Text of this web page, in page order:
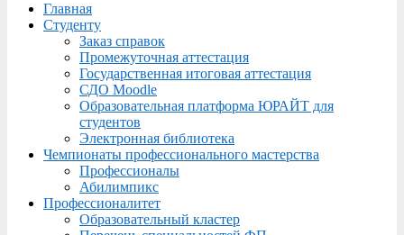
Menu
Главная
Студенту
Заказ справок
Промежуточная аттестация
Государственная итоговая аттестация
СДО Moodle
Образовательная платформа ЮРАЙТ для
студентов
Электронная библиотека
Чемпионаты профессионального мастерства
Профессионалы
Абилимпикс
Профессионалитет
Образовательный кластер